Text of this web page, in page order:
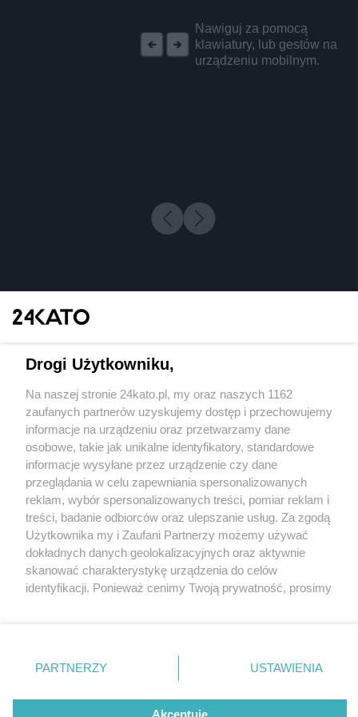
Nawiguj za pomocą
klawiatury, lub gestów na
urządzeniu mobilnym.
4 / 0
Wydawca mediów lokalnych
Nie zapomnij
zapoznać się z:
polityką prywatności regulamin korzystania z portali
Twojemiasto
Piekary Śląskie
Chorzów
Tarnowskie Góry
Gliwice
Skontakuj sięz nami
Kontakt
Wydawca
Redakcja
Drogi Użytkowniku,
Na naszej stronie 24kato.pl, my oraz naszych 1162
zaufanych partnerów uzyskujemy dostęp i przechowujemy
informacje na urządzeniu oraz przetwarzamy dane
osobowe, takie jak unikalne identyfikatory, standardowe
informacje wysyłane przez urządzenie czy dane
przeglądania w celu zapewniania spersonalizowanych
reklam, wybór spersonalizowanych treści, pomiar reklam i
treści, badanie odbiorców oraz ulepszanie usług. Za zgodą
Użytkownika my i Zaufani Partnerzy możemy używać
dokładnych danych geolokalizacyjnych oraz aktywnie
skanować charakterystykę urządzenia do celów
identyfikacji. Ponieważ cenimy Twoją prywatność, prosimy
prywatności znajdujący się w lewym dolnym rogu strony
. Niektóre rodzaje przetwarzania danych nie wymagają
zgody użytkownika, ale masz prawo sprzeciwić się
takiemu przetwarzaniu. Preferencje będą miały
PARTNERZY USTAWIENIA
Akceptuję